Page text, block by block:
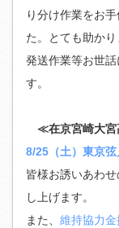
り分け作業をお
た。とても助かり
発送作業等お世
す。
≪在京宮崎大宮
8/25（土）東京
皆様お誘いあわ
し上げます。
また、 維持協力金